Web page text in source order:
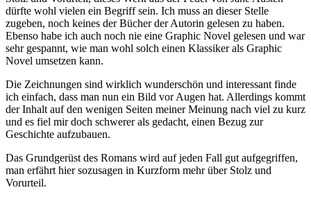
dürfte wohl vielen ein Begriff sein. Ich muss an dieser Stelle
zugeben, noch keines der Bücher der Autorin gelesen zu haben.
Ebenso habe ich auch noch nie eine Graphic Novel gelesen und war
sehr gespannt, wie man wohl solch einen Klassiker als Graphic
Novel umsetzen kann.
Die Zeichnungen sind wirklich wunderschön und interessant finde
ich einfach, dass man nun ein Bild vor Augen hat. Allerdings kommt
der Inhalt auf den wenigen Seiten meiner Meinung nach viel zu kurz
und es fiel mir doch schwerer als gedacht, einen Bezug zur
Geschichte aufzubauen.
Das Grundgerüst des Romans wird auf jeden Fall gut aufgegriffen,
man erfährt hier sozusagen in Kurzform mehr über Stolz und
Vorurteil.